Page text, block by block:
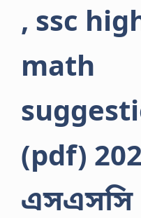
, ssc
math
(pdf)
এসএসসি